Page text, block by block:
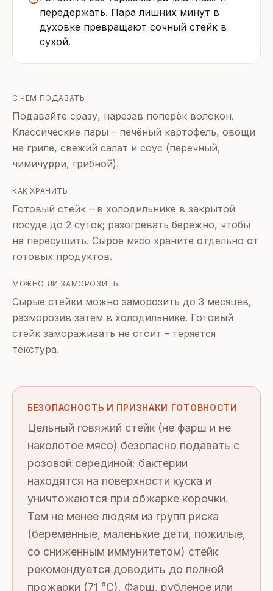
передержать. Пара лишних минут в
духовке превращают сочный стейк в
сухой.
С ЧЕМ ПОДАВАТЬ
Подавайте сразу, нарезав поперёк волокон.
Классические пары – печёный картофель, овощи
на гриле, свежий салат и соус (перечный,
чимичурри, грибной).
КАК ХРАНИТЬ
Готовый стейк – в холодильнике в закрытой
посуде до 2 суток; разогревать бережно, чтобы
не пересушить. Сырое мясо храните отдельно от
готовых продуктов.
МОЖНО ЛИ ЗАМОРОЗИТЬ
Сырые стейки можно заморозить до 3 месяцев,
разморозив затем в холодильнике. Готовый
стейк замораживать не стоит – теряется
текстура.
БЕЗОПАСНОСТЬ И ПРИЗНАКИ ГОТОВНОСТИ
Цельный говяжий стейк (не фарш и не
наколотое мясо) безопасно подавать с
розовой серединой: бактерии
находятся на поверхности куска и
уничтожаются при обжарке корочки.
Тем не менее людям из групп риска
(беременные, маленькие дети, пожилые,
со сниженным иммунитетом) стейк
рекомендуется доводить до полной
прожарки (71 °C). Фарш, рубленое или